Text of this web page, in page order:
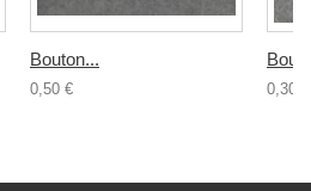
Bouton...
0,50 € 0,30 €